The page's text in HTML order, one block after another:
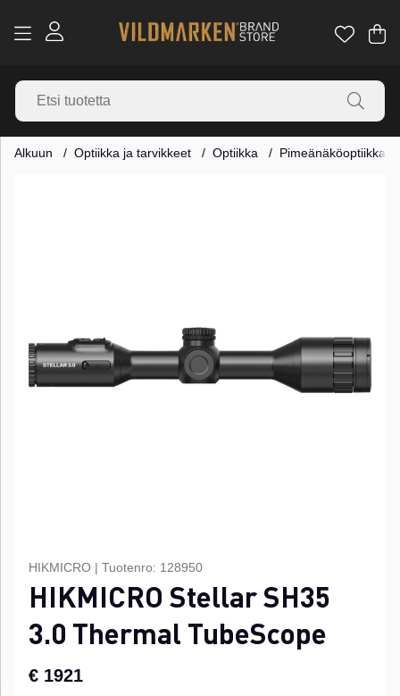
.
Alkuun Optiikka ja tarvikkeet Optiikka Pimeänäköoptiikka
HIKMICRO | Tuotenro: 128950
HIKMICRO Stellar SH35
3.0 Thermal TubeScope
€ 1921